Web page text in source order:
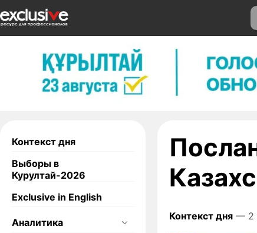
Контекст дня
Выборы в
Курултай-2026
Exclusive in English
Аналитика
Контекст дня — 2